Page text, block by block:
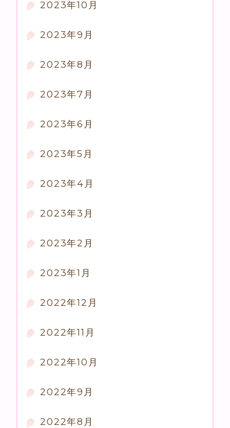
2023年10月
2023年9月
2023年8月
2023年7月
2023年6月
2023年5月
2023年4月
2023年3月
2023年2月
2023年1月
2022年12月
2022年11月
2022年10月
2022年9月
2022年8月